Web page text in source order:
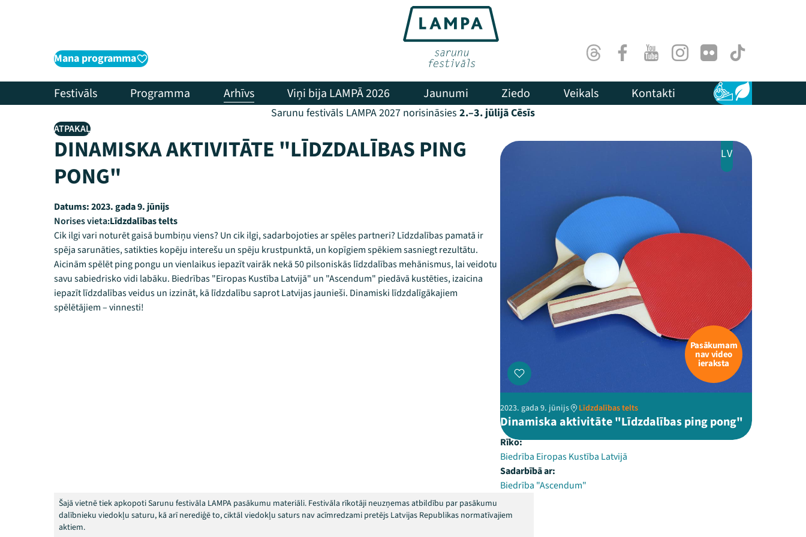
Mana programma ThreadsFacebookYoutubeInstagram
Flick TikTok
Festivāls Programma Arhīvs Viņi bija LAMPĀ 2026 Jaunumi Ziedo Veikals Kontakti Pieejamība
Ilgtspēja
Sarunu festivāls LAMPA 2027 norisināsies 2.–3. jūlijā Cēsīs
ATPAKAĻ
DINAMISKA AKTIVITĀTE "LĪDZDALĪBAS PING
PONG"
Datums:2023. gada 9. jūnijs
Norises vieta:Līdzdalības telts
Cik ilgi vari noturēt gaisā bumbiņu viens? Un cik ilgi, sadarbojoties ar spēles partneri? Līdzdalības pamatā ir
spēja sarunāties, satikties kopēju interešu un spēju krustpunktā, un kopīgiem spēkiem sasniegt rezultātu.
Aicinām spēlēt ping pongu un vienlaikus iepazīt vairāk nekā 50 pilsoniskās līdzdalības mehānismus, lai veidotu
savu sabiedrisko vidi labāku. Biedrības "Eiropas Kustība Latvijā" un "Ascendum" piedāvā kustēties, izaicina
iepazīt līdzdalības veidus un izzināt, kā līdzdalību saprot Latvijas jaunieši. Dinamiski līdzdalīgākajiem
spēlētājiem – vinnesti!
LV
Pasākumam
nav video
ieraksta
2023. gada 9. jūnijs Līdzdalības telts
Dinamiska aktivitāte "Līdzdalības ping pong"
Rīko:
Biedrība Eiropas Kustība Latvijā
Sadarbībā ar:
Biedrība "Ascendum"
Šajā vietnē tiek apkopoti Sarunu festivāla LAMPA pasākumu materiāli. Festivāla rīkotāji neuzņemas atbildību par pasākumu
dalībnieku viedokļu saturu, kā arī nerediģē to, ciktāl viedokļu saturs nav acīmredzami pretējs Latvijas Republikas normatīvajiem
aktiem.